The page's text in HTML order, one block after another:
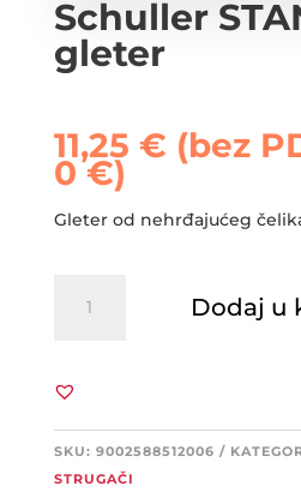
Schuller
gleter
11,25 € (bez
0€)
Gleter od nehrđajućeg
STAN
količina
Dodaj u
SKU: 9002588512006
STRUGAČI